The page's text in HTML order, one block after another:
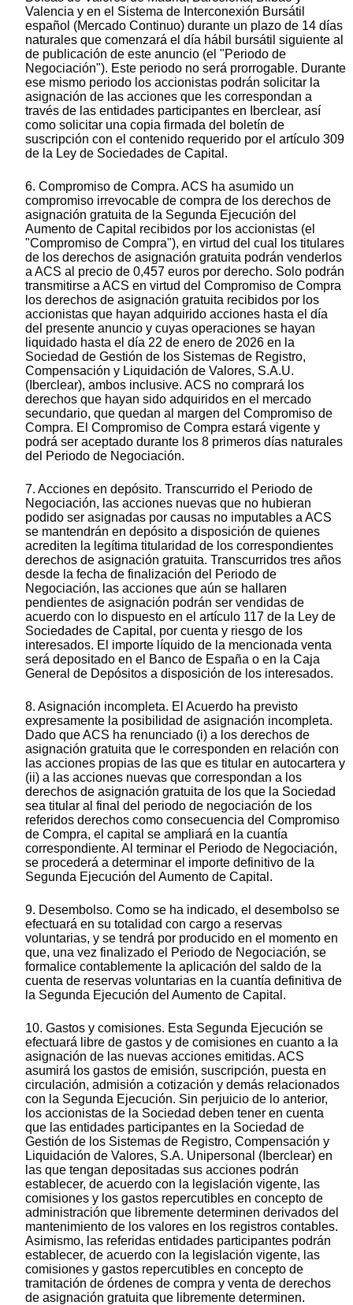
Valencia y en el Sistema de Interconexión Bursátil
español (Mercado Continuo) durante un plazo de 14 días
naturales que comenzará el día hábil bursátil siguiente al
de publicación de este anuncio (el "Periodo de
Negociación"). Este periodo no será prorrogable. Durante
ese mismo periodo los accionistas podrán solicitar la
asignación de las acciones que les correspondan a
través de las entidades participantes en Iberclear, así
como solicitar una copia firmada del boletín de
suscripción con el contenido requerido por el artículo 309
de la Ley de Sociedades de Capital.
6. Compromiso de Compra. ACS ha asumido un
compromiso irrevocable de compra de los derechos de
asignación gratuita de la Segunda Ejecución del
Aumento de Capital recibidos por los accionistas (el
"Compromiso de Compra"), en virtud del cual los titulares
de los derechos de asignación gratuita podrán venderlos
a ACS al precio de 0,457 euros por derecho. Solo podrán
transmitirse a ACS en virtud del Compromiso de Compra
los derechos de asignación gratuita recibidos por los
accionistas que hayan adquirido acciones hasta el día
del presente anuncio y cuyas operaciones se hayan
liquidado hasta el día 22 de enero de 2026 en la
Sociedad de Gestión de los Sistemas de Registro,
Compensación y Liquidación de Valores, S.A.U.
(Iberclear), ambos inclusive. ACS no comprará los
derechos que hayan sido adquiridos en el mercado
secundario, que quedan al margen del Compromiso de
Compra. El Compromiso de Compra estará vigente y
podrá ser aceptado durante los 8 primeros días naturales
del Periodo de Negociación.
7. Acciones en depósito. Transcurrido el Periodo de
Negociación, las acciones nuevas que no hubieran
podido ser asignadas por causas no imputables a ACS
se mantendrán en depósito a disposición de quienes
acrediten la legítima titularidad de los correspondientes
derechos de asignación gratuita. Transcurridos tres años
desde la fecha de finalización del Periodo de
Negociación, las acciones que aún se hallaren
pendientes de asignación podrán ser vendidas de
acuerdo con lo dispuesto en el artículo 117 de la Ley de
Sociedades de Capital, por cuenta y riesgo de los
interesados. El importe líquido de la mencionada venta
será depositado en el Banco de España o en la Caja
General de Depósitos a disposición de los interesados.
8. Asignación incompleta. El Acuerdo ha previsto
expresamente la posibilidad de asignación incompleta.
Dado que ACS ha renunciado (i) a los derechos de
asignación gratuita que le corresponden en relación con
las acciones propias de las que es titular en autocartera y
(ii) a las acciones nuevas que correspondan a los
derechos de asignación gratuita de los que la Sociedad
sea titular al final del periodo de negociación de los
referidos derechos como consecuencia del Compromiso
de Compra, el capital se ampliará en la cuantía
correspondiente. Al terminar el Periodo de Negociación,
se procederá a determinar el importe definitivo de la
Segunda Ejecución del Aumento de Capital.
9. Desembolso. Como se ha indicado, el desembolso se
efectuará en su totalidad con cargo a reservas
voluntarias, y se tendrá por producido en el momento en
que, una vez finalizado el Periodo de Negociación, se
formalice contablemente la aplicación del saldo de la
cuenta de reservas voluntarias en la cuantía definitiva de
la Segunda Ejecución del Aumento de Capital.
10. Gastos y comisiones. Esta Segunda Ejecución se
efectuará libre de gastos y de comisiones en cuanto a la
asignación de las nuevas acciones emitidas. ACS
asumirá los gastos de emisión, suscripción, puesta en
circulación, admisión a cotización y demás relacionados
con la Segunda Ejecución. Sin perjuicio de lo anterior,
los accionistas de la Sociedad deben tener en cuenta
que las entidades participantes en la Sociedad de
Gestión de los Sistemas de Registro, Compensación y
Liquidación de Valores, S.A. Unipersonal (Iberclear) en
las que tengan depositadas sus acciones podrán
establecer, de acuerdo con la legislación vigente, las
comisiones y los gastos repercutibles en concepto de
administración que libremente determinen derivados del
mantenimiento de los valores en los registros contables.
Asimismo, las referidas entidades participantes podrán
establecer, de acuerdo con la legislación vigente, las
comisiones y gastos repercutibles en concepto de
tramitación de órdenes de compra y venta de derechos
de asignación gratuita que libremente determinen.